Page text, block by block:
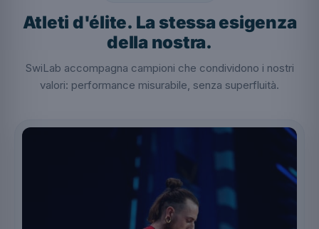
Atleti d'élite. La stessa esigenza
della nostra.
SwiLab accompagna campioni che condividono i nostri
valori: performance misurabile, senza superfluità.